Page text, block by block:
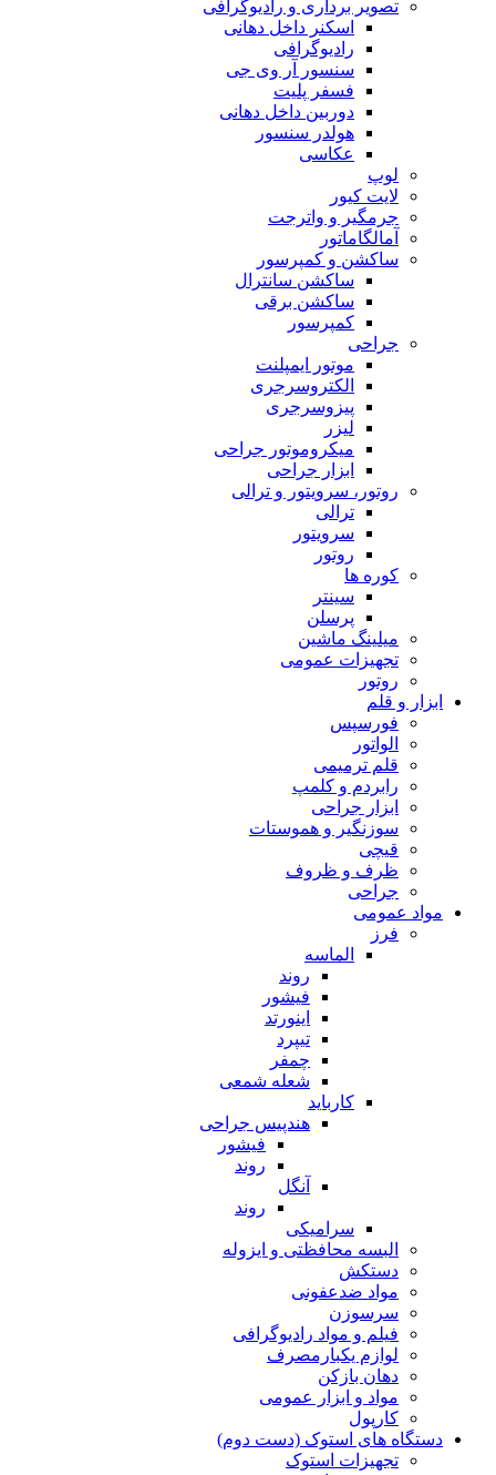
تصویر برداری و رادیوگرافی
اسکنر داخل دهانی
رادیوگرافی
سنسور آر وی جی
فسفر پلیت
دوربین داخل دهانی
هولدر سنسور
عکاسی
لوپ
لایت کیور
جرمگیر و واترجت
آمالگاماتور
ساکشن و کمپرسور
ساکشن سانترال
ساکشن برقی
کمپرسور
جراحی
موتور ایمپلنت
الکتروسرجری
پیزوسرجری
لیزر
میکروموتور جراحی
ابزار جراحی
روتور، سرویتور و ترالی
ترالی
سرویتور
روتور
کوره ها
سینتر
پرسلن
میلینگ ماشین
تجهیزات عمومی
روتور
ابزار و قلم
فورسپس
الواتور
قلم ترمیمی
رابردم و کلمپ
ابزار جراحی
سوزنگیر و هموستات
قیچی
ظرف و ظروف
جراحی
مواد عمومی
فرز
الماسه
روند
فیشور
اینورتد
تیپرد
چمفر
شعله شمعی
کارباید
هندپیس جراحی
فیشور
روند
آنگل
روند
سرامیکی
البسه محافظتی و ایزوله
دستکش
مواد ضدعفونی
سرسوزن
فیلم و مواد رادیوگرافی
لوازم یکبارمصرف
دهان بازکن
مواد و ابزار عمومی
کارپول
دستگاه های استوک (دست دوم)
تجهیزات استوک